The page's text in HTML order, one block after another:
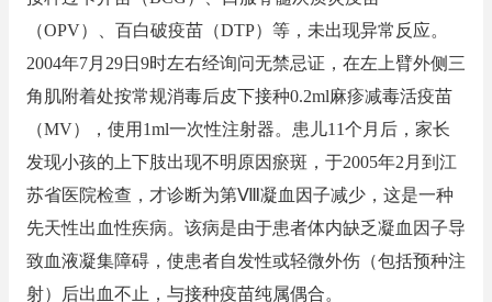
（OPV）、百白破疫苗（DTP）等，未出现异常反应。
2004年7月29日9时左右经询问无禁忌证，在左上臂外侧三
角肌附着处按常规消毒后皮下接种0.2ml麻疹减毒活疫苗
（MV），使用1ml一次性注射器。患儿11个月后，家长
发现小孩的上下肢出现不明原因瘀斑，于2005年2月到江
苏省医院检查，才诊断为第Ⅷ凝血因子减少，这是一种
先天性出血性疾病。该病是由于患者体内缺乏凝血因子导
致血液凝集障碍，使患者自发性或轻微外伤（包括预种注
射）后出血不止，与接种疫苗纯属偶合。